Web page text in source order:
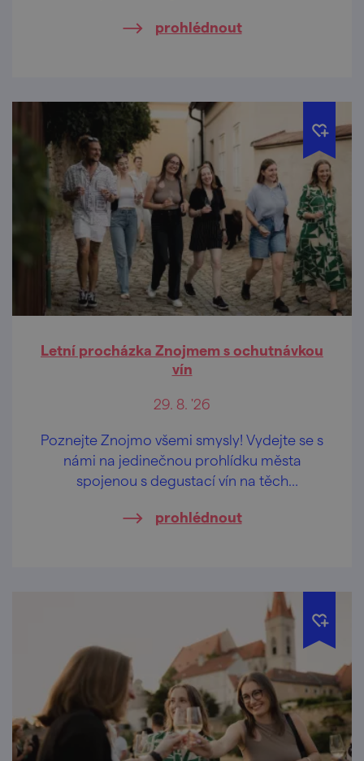
prohlédnout
Letní procházka Znojmem s ochutnávkou
vín
29. 8. '26
Poznejte Znojmo všemi smysly! Vydejte se s
námi na jedinečnou prohlídku města
spojenou s degustací vín na těch
prohlédnout